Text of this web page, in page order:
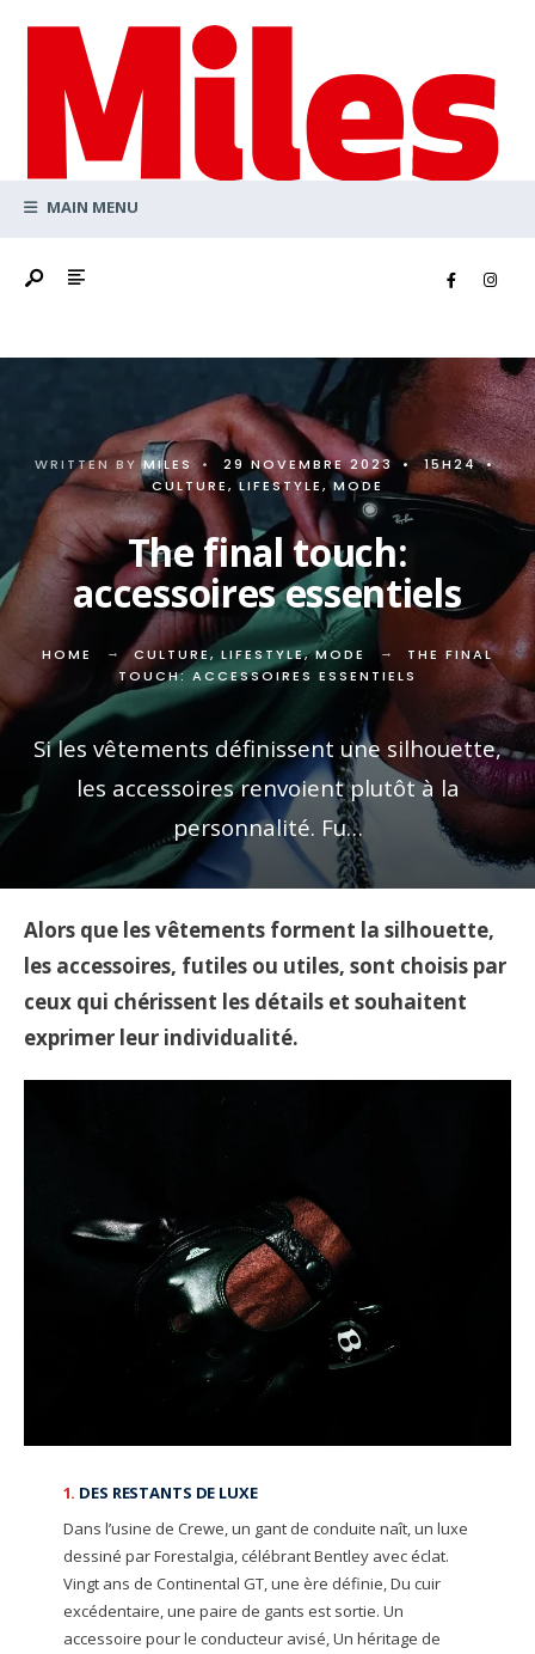
content
MAIN MENU
WRITTEN BYMILES • 29 NOVEMBRE 2023 • 15H24 •
CULTURE,LIFESTYLE,MODE
The final touch:
accessoires essentiels
HOME CULTURE, LIFESTYLE,MODE
THE FINAL
TOUCH: ACCESSOIRES ESSENTIELS
Si les vêtements définissent une silhouette,
les accessoires renvoient plutôt à la
personnalité. Fu…
Alors que les vêtements forment la silhouette,
les accessoires, futiles ou utiles, sont choisis par
ceux qui chérissent les détails et souhaitent
exprimer leur individualité.
1. DES RESTANTS DE LUXE
Dans l’usine de Crewe, un gant de conduite naît, un luxe
dessiné par Forestalgia, célébrant Bentley avec éclat.
Vingt ans de Continental GT, une ère définie, Du cuir
excédentaire, une paire de gants est sortie. Un
accessoire pour le conducteur avisé, Un héritage de